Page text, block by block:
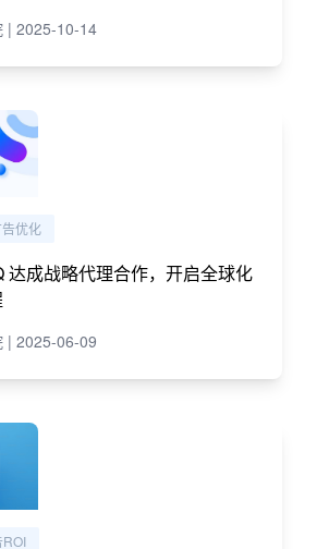
| 2025-10-14
告优化
达成战略代理合作，开启全球化
| 2025-06-09
ROI